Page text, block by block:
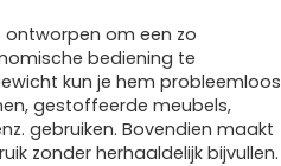
ontworpen om een zo
bediening te
kun je hem probleemloos
gestoffeerde meubels,
gebruiken. Bovendien maakt
zonder herhaaldelijk bijvullen.